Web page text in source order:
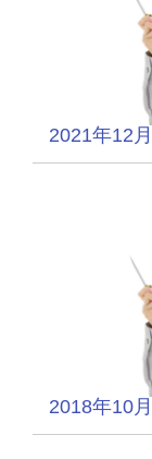
2021年12
2018年10